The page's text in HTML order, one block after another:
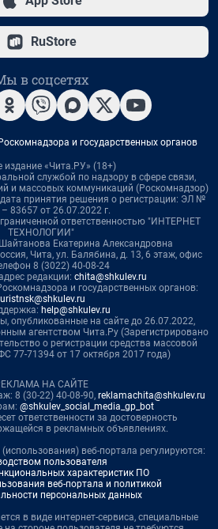
RuStore
в соцсетях
и государственных органов
издание «Чита.РУ» (18+)
службой по надзору в сфере связи,
и массовых коммуникаций (Роскомнадзор)
принятия решения о регистрации: ЭЛ №
83657 от 26.07.2022 г.
ответственностью "ИНТЕРНЕТ
ТЕХНОЛОГИИ"
Екатерина Александровна
Чита, ул. Балябина, д. 13, 6 этаж, офис
8 (3022) 40-08-24
редакции: chita@shkulev.ru
и государственных органов:
help@shkulev.ru
опубликованные на сайте до 26.07.2022,
агентством Чита.Ру (Зарегистрировано
о регистрации средства массовой
77-71394 от 17 октября 2017 года)
НА САЙТЕ
8 (30-22) 40-08-90, reklamachita@shkulev.ru
@shkulev_social_media_gp_bot
ответственности за достоверность
в рекламных объявлениях.
веб-портала регулируются:
пользователя
характеристик ПО
веб-портала и политикой
персональных данных
в виде интернет-сервиса, специальные